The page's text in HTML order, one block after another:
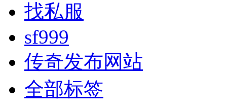
找私服
sf999
传奇发布网站
全部标签